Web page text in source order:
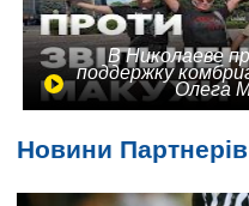
В Николаеве
поддержку
Олега